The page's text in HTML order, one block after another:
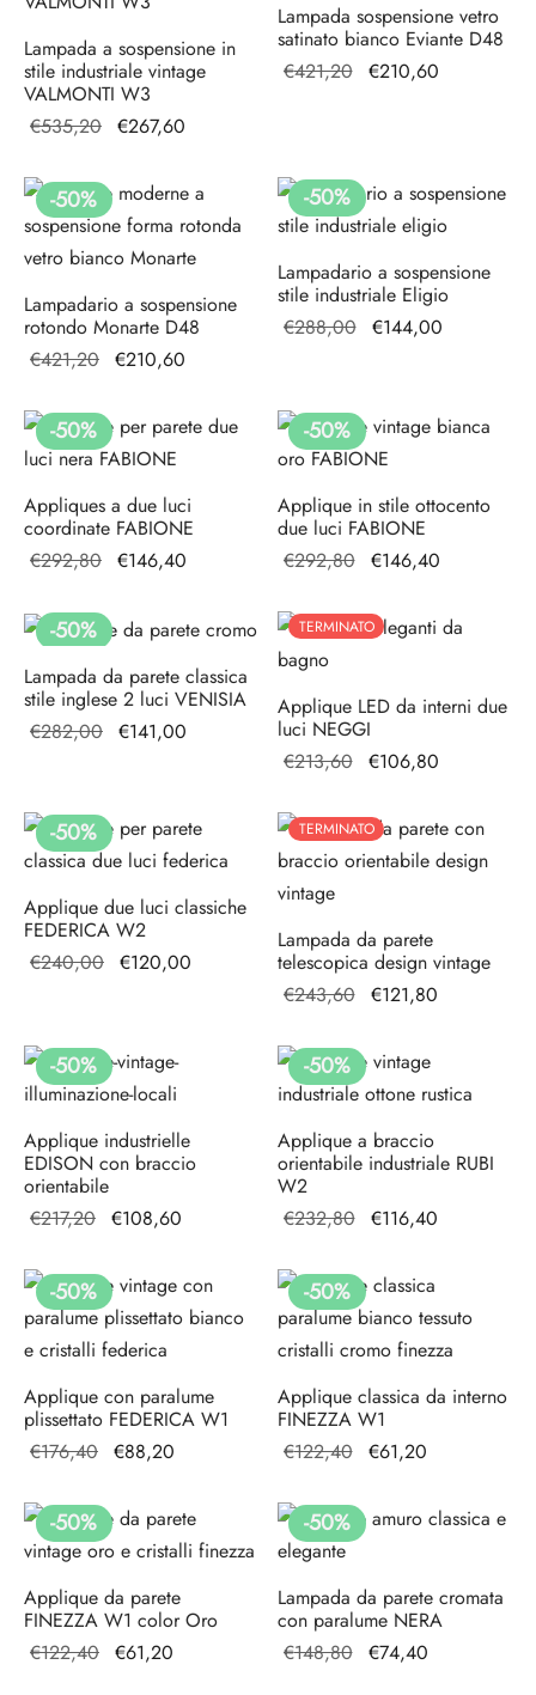
Lampada a sospensione in
stile industriale vintage
VALMONTI W3
€535,20 Il prezzo
era:
€535,20.
€267,60
€267,60.
Lampada sospensione vetro
satinato bianco Eviante D48
€421,20 Il prezzo
€210,60
-50%
Lampadario a sospensione
rotondo Monarte D48
€421,20 Il prezzo
era:
€421,20.
€210,60
€210,60.
-50%
Lampadario a sospensione
stile industriale Eligio
€288,00 Il prezzo
€288,00.
€144,00
-50%
Appliques a due luci
coordinate FABIONE
€292,80 Il prezzo
era:
€292,80.
€146,40
-50%
Applique in stile ottocento
due luci FABIONE
€292,80 Il prezzo
era:
€146,40
€146,40.
-50%
Lampada da parete classica
stile inglese 2 luci VENISIA
€282,00 Il prezzo
€282,00.
€141,00
TERMINATO
Applique LED da interni due
luci NEGGI
€213,60 Il prezzo
era:
€213,60.
€106,80
€106,80.
-50%
Applique due luci classiche
FEDERICA W2
€240,00 Il prezzo
€240,00.
€120,00
TERMINATO
Lampada da parete
telescopica design vintage
€243,60 Il prezzo
era:
€243,60.
€121,80
€121,80.
-50%
Applique industrielle
EDISON con braccio
orientabile
€217,20 Il prezzo
era:
€217,20.
€108,60
€108,60.
-50%
Applique a braccio
orientabile industriale RUBI
W2
€232,80 Il prezzo
era:
€232,80.
€116,40
€116,40.
-50%
Applique con paralume
plissettato FEDERICA W1
€176,40 Il prezzo
era:
€176,40.
€88,20
attuale
è:
-50%
Applique classica da interno
FINEZZA W1
€122,40 Il prezzo
era:
€122,40.
€61,20
attuale
-50%
Applique da parete
FINEZZA W1 color Oro
€122,40 Il prezzo
€61,20
-50%
Lampada da parete cromata
con paralume NERA
€148,80 Il prezzo
€74,40